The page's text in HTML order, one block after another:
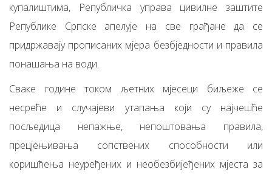
купалиштима, Републичка управа цивилне заштите
Републике Српске апелује на све грађане да се
придржавају прописаних мјера безбједности и правила
понашања на води.
Сваке године током љетних мјесеци биљеже се
несреће и случајеви утапања који су најчешће
посљедица непажње, непоштовања правила,
прецјењивања сопствених способности или
коришћења неуређених и необезбијеђених мјеста за